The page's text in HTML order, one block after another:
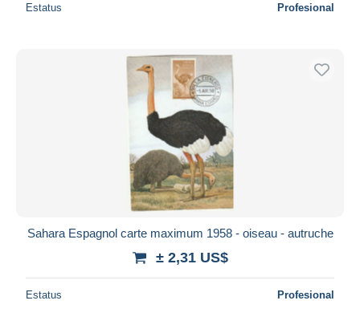
Estatus Profesional
Sahara Espagnol carte maximum 1958 - oiseau - autruche
± 2,31 US$
Estatus Profesional